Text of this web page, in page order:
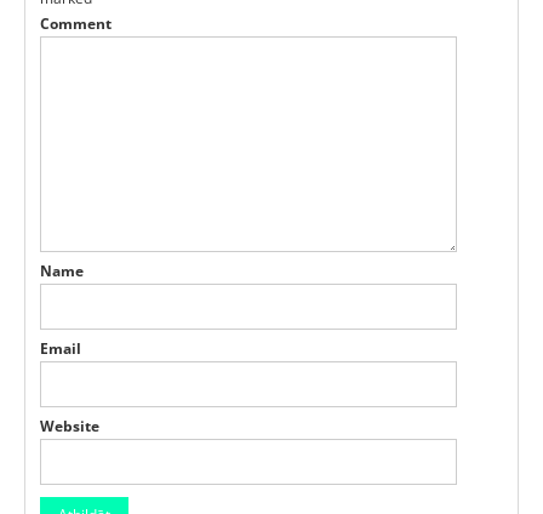
Comment
Name
Email
Website